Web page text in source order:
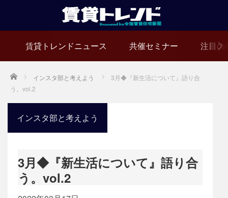
賃貸トレンドニュース 共催セミナー 注目の
Home インスタ部と考えよう
3月◆『新生活について』語り合
う。vol.2
インスタ部と考えよう
3月◆『新生活について』語り合
う。vol.2